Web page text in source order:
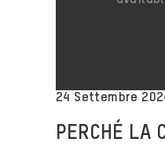
24 Settembre
PERCHÉ LA